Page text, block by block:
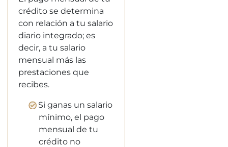
crédito se determina
con relación a tu salario
diario integrado; es
decir, a tu salario
mensual más las
prestaciones que
recibes.
Si ganas un salario
mínimo, el pago
mensual de tu
crédito no